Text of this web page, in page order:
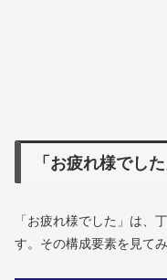
「お疲れ様でし
「お疲れ様でした」は、
す。その構成要素を見てみ